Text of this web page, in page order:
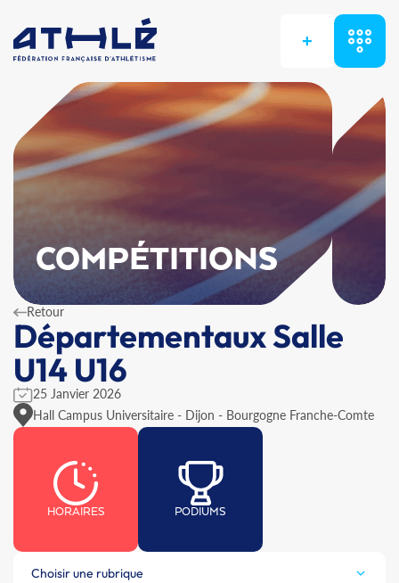
+
COMPÉTITIONS
Retour
Départementaux Salle
U14 U16
25 Janvier 2026
Hall Campus Universitaire - Dijon - Bourgogne Franche-Comte
HORAIRES PODIUMS
Choisir une rubrique